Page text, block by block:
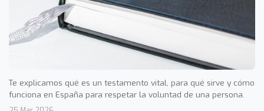
Te explicamos qué es un testamento vital, para qué sirve y cómo
funciona en España para respetar la voluntad de una persona.